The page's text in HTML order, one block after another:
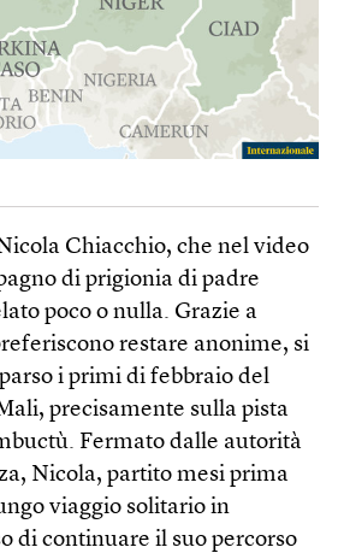
Chiacchio, che nel video
di prigionia di padre
poco o nulla. Grazie a
restare anonime, si
i primi di febbraio del
precisamente sulla pista
Fermato dalle autorità
Nicola, partito mesi prima
viaggio solitario in
di continuare il suo percorso